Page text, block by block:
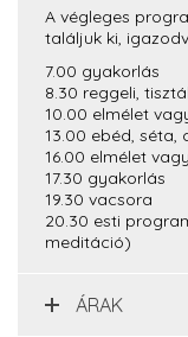
A végleges
találjuk ki,
7.00 gyakorlás
8.30 reggeli,
10.00 elmélet
13.00 ebéd, séta,
16.00 elmélet
17.30 gyakorlás
19.30 vacsora
20.30 esti
meditáció)
ÁRAK